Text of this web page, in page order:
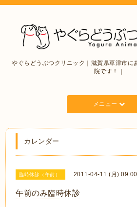
やぐらどうぶつクリニック｜滋賀県草津市に
院です！｜
メニュー
カレンダー
臨時休診（午前） 2011-04-11 (月)
午前のみ臨時休診